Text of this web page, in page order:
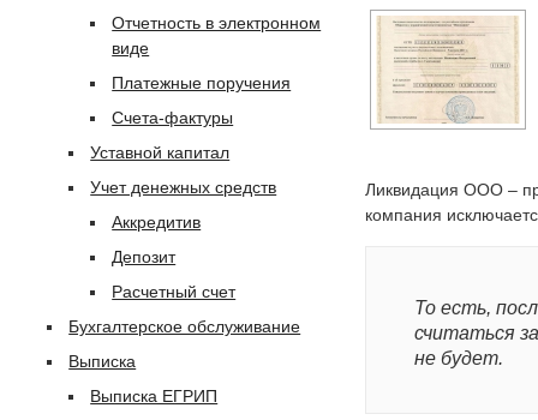
Ликвидация ООО –
компания
То есть,
считаться
не будет.
Отчетность в электронном
виде
Платежные поручения
Счета-фактуры
Уставной капитал
Учет денежных средств
Аккредитив
Депозит
Расчетный счет
Бухгалтерское обслуживание
Выписка
Выписка ЕГРИП